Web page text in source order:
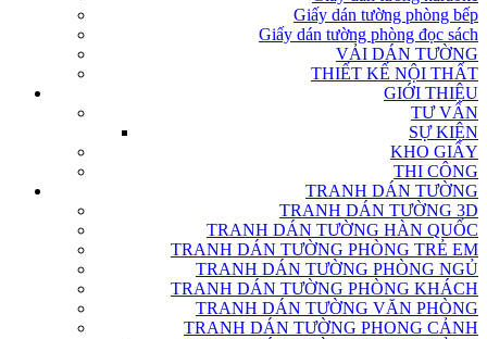
Giấy dán tường phòng bếp
Giấy dán tường phòng đọc sách
VẢI DÁN TƯỜNG
THIẾT KẾ NỘI THẤT
GIỚI THIỆU
TƯ VẤN
SỰ KIỆN
KHO GIẤY
THI CÔNG
TRANH DÁN TƯỜNG
TRANH DÁN TƯỜNG 3D
TRANH DÁN TƯỜNG HÀN QUỐC
TRANH DÁN TƯỜNG PHÒNG TRẺ EM
TRANH DÁN TƯỜNG PHÒNG NGỦ
TRANH DÁN TƯỜNG PHÒNG KHÁCH
TRANH DÁN TƯỜNG VĂN PHÒNG
TRANH DÁN TƯỜNG PHONG CẢNH